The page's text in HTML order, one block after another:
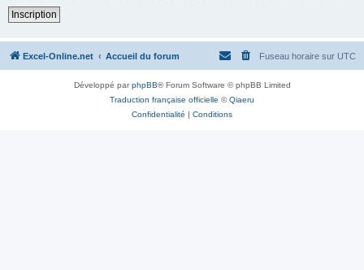
Inscription
Excel-Online.net Accueil du forum Fuseau horaire sur UTC
Développé parphpBB® Forum Software © phpBB Limited
Traduction française officielle ©Qiaeru
Confidentialité | Conditions